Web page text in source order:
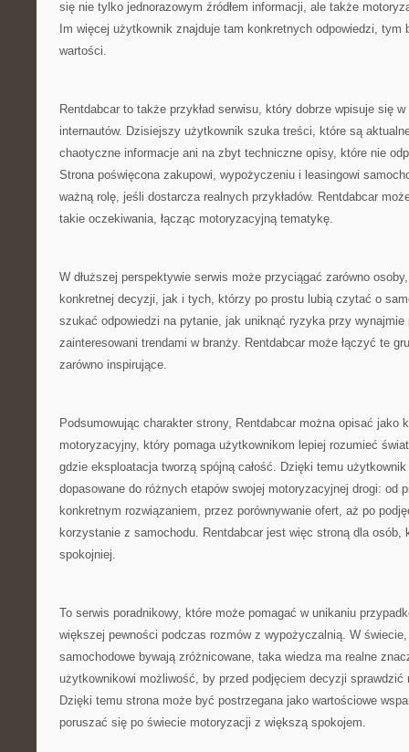
się nie tylko jednorazowym źródłem informacji, ale także
Im więcej użytkownik znajduje tam konkretnych odpowiedzi, tym
wartości.
Rentdabcar to także przykład serwisu, który dobrze wpisuje się
internautów. Dzisiejszy użytkownik szuka treści, które są
chaotyczne informacje ani na zbyt techniczne opisy, które nie
Strona poświęcona zakupowi, wypożyczeniu i leasingowi
ważną rolę, jeśli dostarcza realnych przykładów. Rentdabcar
takie oczekiwania, łącząc motoryzacyjną tematykę.
W dłuższej perspektywie serwis może przyciągać zarówno
konkretnej decyzji, jak i tych, którzy po prostu lubią czytać o
szukać odpowiedzi na pytanie, jak uniknąć ryzyka przy wynajmie
zainteresowani trendami w branży. Rentdabcar może łączyć te
zarówno inspirujące.
Podsumowując charakter strony, Rentdabcar można opisać jako
motoryzacyjny, który pomaga użytkownikom lepiej rozumieć
gdzie eksploatacja tworzą spójną całość. Dzięki temu
dopasowane do różnych etapów swojej motoryzacyjnej drogi: od
konkretnym rozwiązaniem, przez porównywanie ofert, aż po
korzystanie z samochodu. Rentdabcar jest więc stroną dla osób,
spokojniej.
To serwis poradnikowy, które może pomagać w unikaniu
większej pewności podczas rozmów z wypożyczalnią. W
samochodowe bywają zróżnicowane, taka wiedza ma realne
użytkownikowi możliwość, by przed podjęciem decyzji sprawdzić
Dzięki temu strona może być postrzegana jako wartościowe
poruszać się po świecie motoryzacji z większą spokojem.